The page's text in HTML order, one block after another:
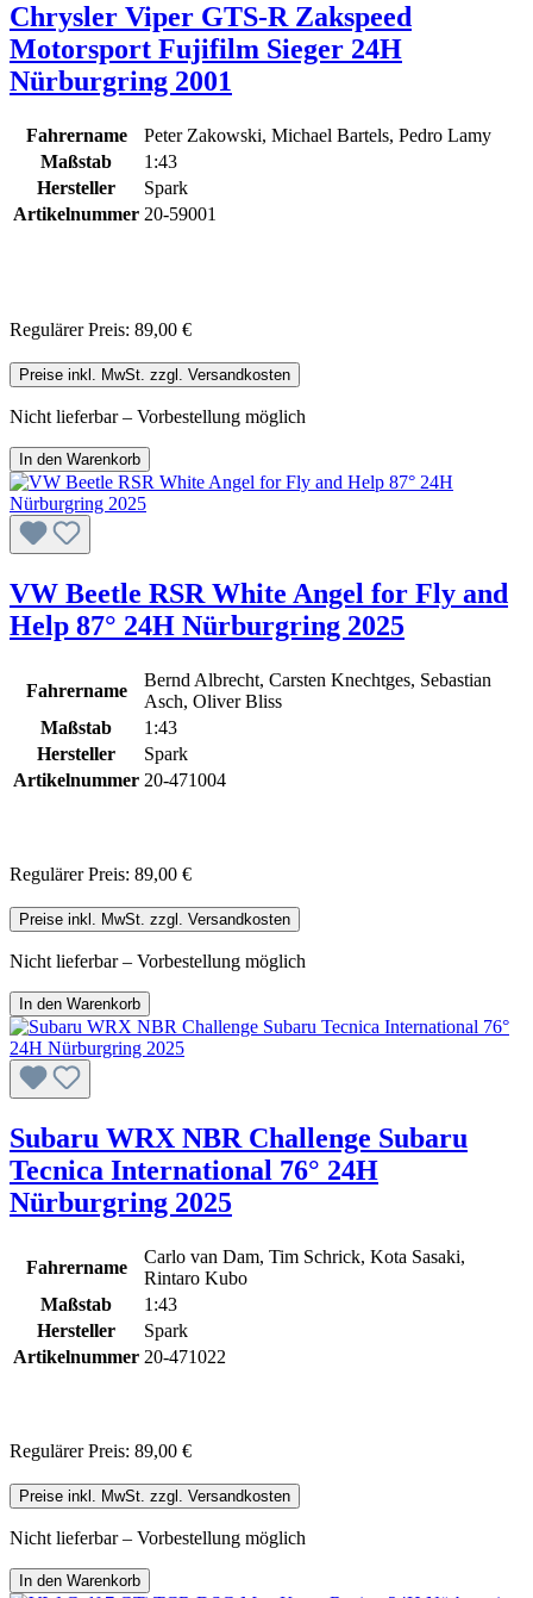
Chrysler Viper GTS-R Zakspeed
Motorsport Fujifilm Sieger 24H
Nürburgring 2001
Fahrername
Peter Zakowski, Michael Bartels, Pedro Lamy
Maßstab
1:43
Hersteller
Spark
Artikelnummer 20-59001
Regulärer Preis: 89,00 €
Preise inkl. MwSt. zzgl. Versandkosten
Nicht lieferbar – Vorbestellung möglich
In den Warenkorb
VW Beetle RSR White Angel for Fly and
Help 87° 24H Nürburgring 2025
Fahrername
Bernd Albrecht, Carsten Knechtges, Sebastian
Asch, Oliver Bliss
Maßstab
1:43
Hersteller
Spark
Artikelnummer 20-471004
Regulärer Preis: 89,00 €
Preise inkl. MwSt. zzgl. Versandkosten
Nicht lieferbar – Vorbestellung möglich
In den Warenkorb
Subaru WRX NBR Challenge Subaru
Tecnica International 76° 24H
Nürburgring 2025
Fahrername
Carlo van Dam, Tim Schrick, Kota Sasaki,
Rintaro Kubo
Maßstab
1:43
Hersteller
Spark
Artikelnummer 20-471022
Regulärer Preis: 89,00 €
Preise inkl. MwSt. zzgl. Versandkosten
Nicht lieferbar – Vorbestellung möglich
In den Warenkorb